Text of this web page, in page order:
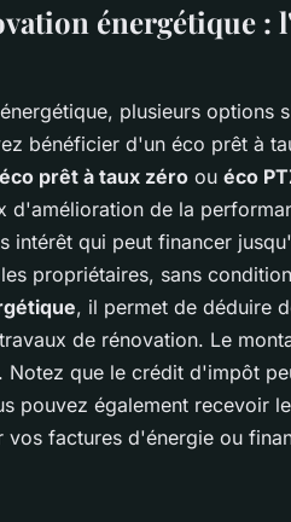
énergétique :
plusieurs options
bénéficier d'un éco prêt à
éco prêt à taux zéro ou éco
d'amélioration de la
intérêt qui peut financer
propriétaires, sans
, il permet de déduire
de rénovation. Le
Notez que le crédit d'impôt
pouvez également recevoir le
factures d'énergie ou